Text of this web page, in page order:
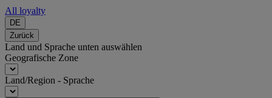
All loyalty
DE
Zurück
Land und Sprache unten auswählen
Geografische Zone
Land/Region - Sprache